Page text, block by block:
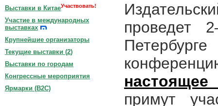
проведет
примут
Выставки в КитаеУчаствовать!
Участие в международных
выставках
Крупнейшие организаторы
Текущие выставки (2)
Выставки по городам
Конгрессные мероприятия
Ярмарки (B2C)